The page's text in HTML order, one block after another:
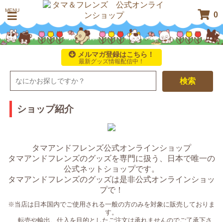
MENU
0
メルマガ登録はこちら！
最新グッズ情報配信中！
検索
ショップ紹介
タマアンドフレンズ公式オンラインショップ
タマアンドフレンズのグッズを専門に扱う、日本で唯一の
公式ネットショップです。
タマアンドフレンズのグッズは是非公式オンラインショッ
プで！
※当店は日本国内でご使用される一般の方のみを対象に販売しておりま
す。
転売や輸出、仕入を目的としたご注文は承れませんのでご了承下さ